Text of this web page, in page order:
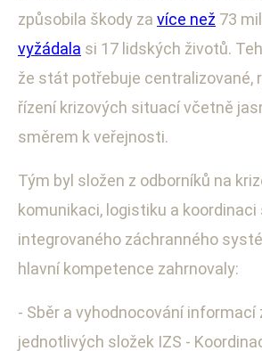
způsobila škody za více než 73
vyžádala si 17 lidských životů.
že stát potřebuje centralizované,
řízení krizových situací včetně
směrem k veřejnosti.
Tým byl složen z odborníků na
komunikaci, logistiku a koordinaci
integrovaného záchranného
hlavní kompetence zahrnovaly:
- Sběr a vyhodnocování informací
jednotlivých složek IZS -